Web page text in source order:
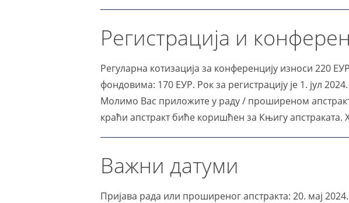
Регистрација и
Регуларна котизација за конференцију износи 220
фондовима: 170 ЕУР. Рок за регистрацију је 1. јул
Молимо Вас приложите у раду / проширеном
краћи апстракт биће коришћен за Књигу апстраката.
Важни датуми
Пријава рада или проширеног апстракта: 20. мај 2024.